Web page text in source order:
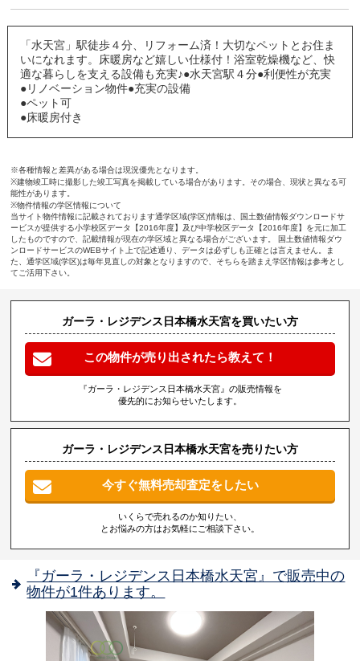
「水天宮」駅徒歩４分、リフォーム済！大切なペットとお住ま
いになれます。床暖房など嬉しい仕様付！浴室乾燥機など、快
適な暮らしを支える設備も充実♪●水天宮駅４分●利便性が充実
●リノベーション物件●充実の設備
●ペット可
●床暖房付き
※各種情報と差異がある場合は現況優先となります。
※建物竣工時に撮影した竣工写真を掲載している場合があります。その場合、現状と異なる可
能性があります。
※物件情報の学区情報について
当サイト物件情報に記載されております通学区域(学区)情報は、国土数値情報ダウンロードサ
ービスが提供する小学校区データ【2016年度】及び中学校区データ【2016年度】を元に加工
したものですので、記載情報が現在の学区域と異なる場合がございます。 国土数値情報ダウ
ンロードサービスのWEBサイト上で記述通り、データは必ずしも正確とは言えません。ま
た、通学区域(学区)は毎年見直しの対象となりますので、そちらを踏まえ学区情報は参考とし
てご活用下さい。
ガーラ・レジデンス日本橋水天宮を買いたい方
この物件が売り出されたら教えて！
『ガーラ・レジデンス日本橋水天宮』の販売情報を
優先的にお知らせいたします。
ガーラ・レジデンス日本橋水天宮を売りたい方
今すぐ無料売却査定をしたい
いくらで売れるのか知りたい、
とお悩みの方はお気軽にご相談下さい。
『ガーラ・レジデンス日本橋水天宮』で販売中の
物件が1件あります。